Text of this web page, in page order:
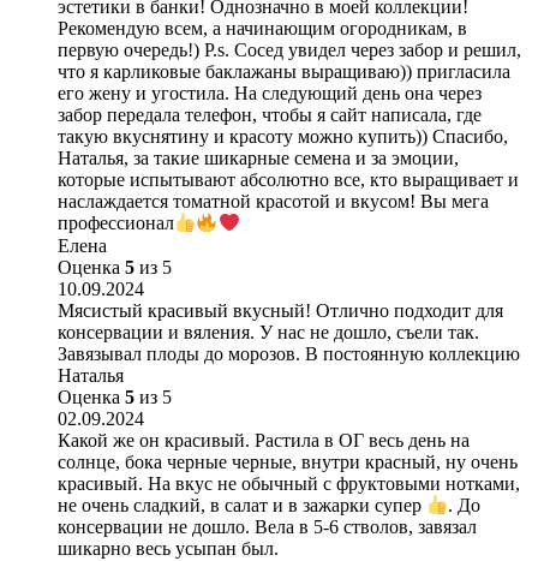
эстетики в банки! Однозначно в моей коллекции!
Рекомендую всем, а начинающим огородникам, в
первую очередь!) P.s. Сосед увидел через забор и решил,
что я карликовые баклажаны выращиваю)) пригласила
его жену и угостила. На следующий день она через
забор передала телефон, чтобы я сайт написала, где
такую вкуснятину и красоту можно купить)) Спасибо,
Наталья, за такие шикарные семена и за эмоции,
которые испытывают абсолютно все, кто выращивает и
наслаждается томатной красотой и вкусом! Вы мега
профессионал
Елена
Оценка 5 из 5
10.09.2024
Мясистый красивый вкусный! Отлично подходит для
консервации и вяления. У нас не дошло, съели так.
Завязывал плоды до морозов. В постоянную коллекцию
Наталья
Оценка 5 из 5
02.09.2024
Какой же он красивый. Растила в ОГ весь день на
солнце, бока черные черные, внутри красный, ну очень
красивый. На вкус не обычный с фруктовыми нотками,
не очень сладкий, в салат и в зажарки супер
. До
консервации не дошло. Вела в 5-6 стволов, завязал
шикарно весь усыпан был.